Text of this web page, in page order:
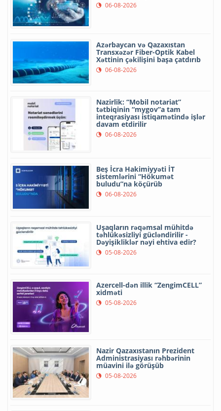
06-08-2026
Azərbaycan və Qazaxıstan
Transxəzər Fiber-Optik Kabel
Xəttinin çəkilişini başa çatdırıb
06-08-2026
Nazirlik: “Mobil notariat”
tətbiqinin “mygov”a tam
inteqrasiyası istiqamətində işlər
davam etdirilir
06-08-2026
Beş İcra Hakimiyyəti İT
sistemlərini “Hökumət
buludu”na köçürüb
06-08-2026
Uşaqların rəqəmsal mühitdə
təhlükəsizliyi gücləndirilir -
Dəyişikliklər nəyi ehtiva edir?
05-08-2026
Azercell-dən illik “ZengimCELL”
xidməti
05-08-2026
Nazir Qazaxıstanın Prezident
Administrasiyası rəhbərinin
müavini ilə görüşüb
05-08-2026